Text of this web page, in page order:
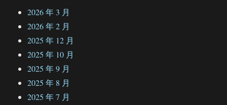
2026 年 3 月
2026 年 2 月
2025 年 12 月
2025 年 10 月
2025 年 9 月
2025 年 8 月
2025 年 7 月